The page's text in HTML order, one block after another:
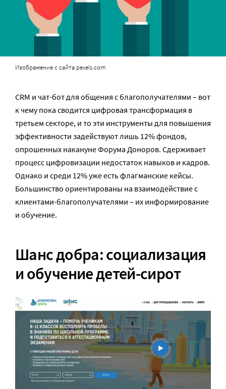
Изображение с сайта pexels.com
CRM и чат-бот для общения с благополучателями – вот
к чему пока сводится цифровая трансформация в
третьем секторе, и то эти инструменты для повышения
эффективности задействуют лишь 12% фондов,
опрошенных накануне Форума Доноров. Сдерживает
процесс цифровизации недостаток навыков и кадров.
Однако и среди 12% уже есть флагманские кейсы.
Большинство ориентированы на взаимодействие с
клиентами-благополучателями – их информирование
и обучение.
Шанс добра: социализация
и обучение детей-сирот